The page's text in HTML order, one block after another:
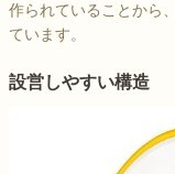
作られていることから
ています。
設営しやすい構造